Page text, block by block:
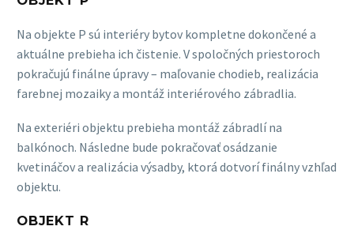
Na objekte P sú interiéry bytov kompletne dokončené a
aktuálne prebieha ich čistenie. V spoločných priestoroch
pokračujú finálne úpravy – maľovanie chodieb, realizácia
farebnej mozaiky a montáž interiérového zábradlia.
Na exteriéri objektu prebieha montáž zábradlí na
balkónoch. Následne bude pokračovať osádzanie
kvetináčov a realizácia výsadby, ktorá dotvorí finálny vzhľad
objektu.
OBJEKT R